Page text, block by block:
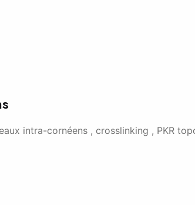
intra-cornéens , crosslinking , PKR